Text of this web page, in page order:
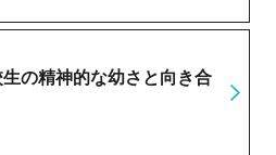
の精神的な幼さと向き合